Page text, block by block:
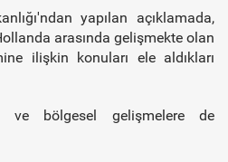
yapılan açıklamada,
arasında gelişmekte olan
ilişkin konuları ele aldıkları
ve bölgesel gelişmelere de